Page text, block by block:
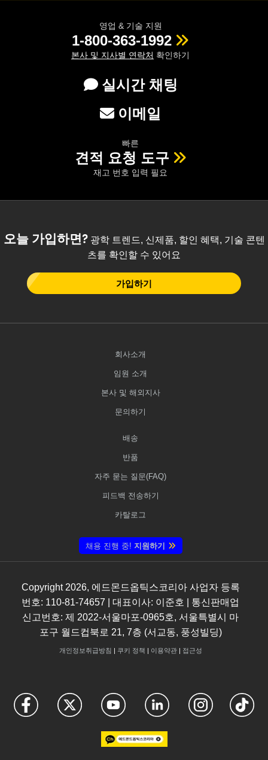
영업 & 기술 지원
1-800-363-1992
본사 및 지사별 연락처 확인하기
실시간 채팅
이메일
빠른
견적 요청 도구
재고 번호 입력 필요
오늘 가입하면?광학 트렌드, 신제품, 할인 혜택, 기술 콘텐
츠를 확인할 수 있어요
가입하기
회사소개
임원 소개
본사 및 해외지사
문의하기
배송
반품
자주 묻는 질문(FAQ)
피드백 전송하기
카탈로그
채용 진행 중! 지원하기
Copyright 2026, 에드몬드옵틱스코리아 사업자 등록
번호: 110-81-74657 | 대표이사: 이준호 | 통신판매업
신고번호: 제 2022-서울마포-0965호, 서울특별시 마
포구 월드컵북로 21, 7층 (서교동, 풍성빌딩)
개인정보취급방침 | 쿠키 정책 | 이용약관| 접근성